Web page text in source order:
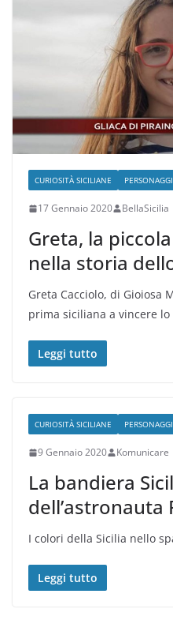
CURIOSITÀ SICILIANE
17 Gennaio 2020 BellaSicilia
Greta, la
nella storia
Greta Cacciolo, di Gioiosa
prima siciliana a vincere lo
Leggi tutto
CURIOSITÀ SICILIANE
9 Gennaio 2020 Komunicare
La bandiera
dell’astronauta
I colori della Sicilia nello
Leggi tutto